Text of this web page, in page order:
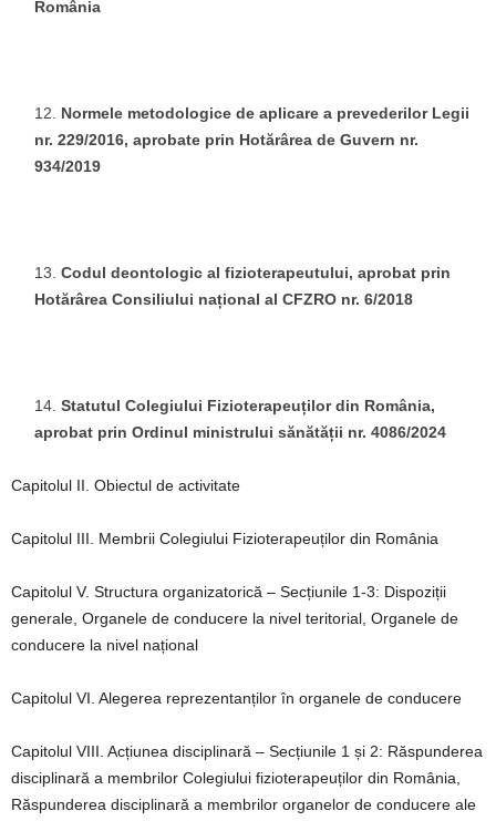
România
Normele metodologice de aplicare a prevederilor Legii
nr. 229/2016, aprobate prin Hotărârea de Guvern nr.
934/2019
Codul deontologic al fizioterapeutului, aprobat prin
Hotărârea Consiliului național al CFZRO nr. 6/2018
Statutul Colegiului Fizioterapeuților din România,
aprobat prin Ordinul ministrului sănătății nr. 4086/2024
Capitolul II. Obiectul de activitate
Capitolul III. Membrii Colegiului Fizioterapeuților din România
Capitolul V. Structura organizatorică – Secțiunile 1-3: Dispoziții
generale, Organele de conducere la nivel teritorial, Organele de
conducere la nivel național
Capitolul VI. Alegerea reprezentanților în organele de conducere
Capitolul VIII. Acțiunea disciplinară – Secțiunile 1 și 2: Răspunderea
disciplinară a membrilor Colegiului fizioterapeuților din România,
Răspunderea disciplinară a membrilor organelor de conducere ale